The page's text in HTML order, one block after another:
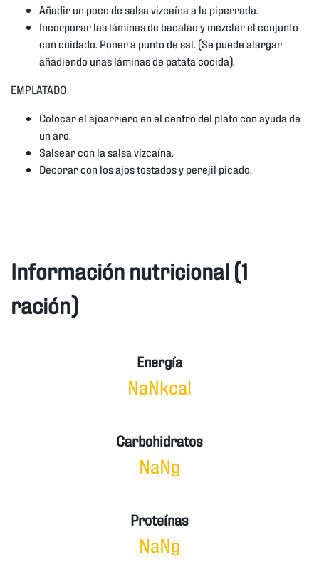
Añadir un poco de salsa vizcaína a la piperrada.
Incorporar las láminas de bacalao y mezclar el conjunto
con cuidado. Poner a punto de sal. (Se puede alargar
añadiendo unas láminas de patata cocida).
EMPLATADO
Colocar el ajoarriero en el centro del plato con ayuda de
un aro.
Salsear con la salsa vizcaína.
Decorar con los ajos tostados y perejil picado.
Información nutricional (1
ración)
Energía
NaNkcal
Carbohidratos
NaNg
Proteínas
NaNg